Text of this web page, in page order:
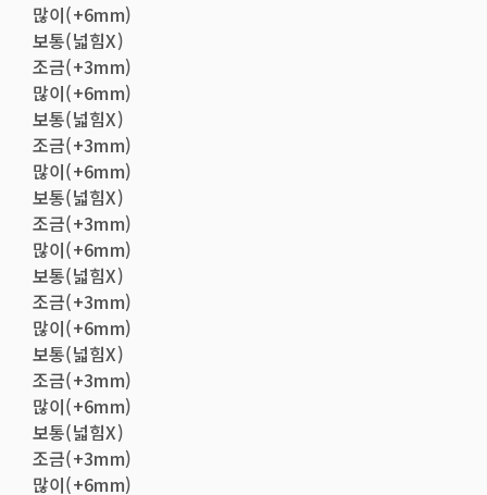
많이(+6mm)
보통(넓힘X)
조금(+3mm)
많이(+6mm)
보통(넓힘X)
조금(+3mm)
많이(+6mm)
보통(넓힘X)
조금(+3mm)
많이(+6mm)
보통(넓힘X)
조금(+3mm)
많이(+6mm)
보통(넓힘X)
조금(+3mm)
많이(+6mm)
보통(넓힘X)
조금(+3mm)
많이(+6mm)